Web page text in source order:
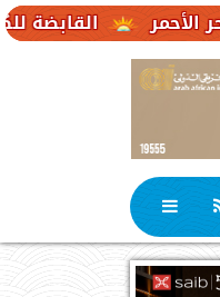
القابضة للكهرباء : 23,1 مليار جنيه حجم استثمارات مستهدفة